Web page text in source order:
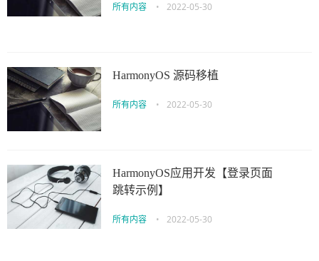
所有内容 • 2022-05-30
HarmonyOS 源码移植
所有内容 • 2022-05-30
HarmonyOS应用开发【登录页面
跳转示例】
所有内容 • 2022-05-30